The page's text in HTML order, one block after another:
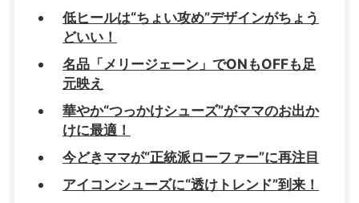
低ヒールは“ちょい攻め”デザインがちょう
どいい！
名品「メリージェーン」でONもOFFも足
元映え
華やか“つっかけシューズ”がママのお出か
けに最適！
今どきママが“正統派ローファー”に再注目
アイコンシューズに“透けトレンド”到来！